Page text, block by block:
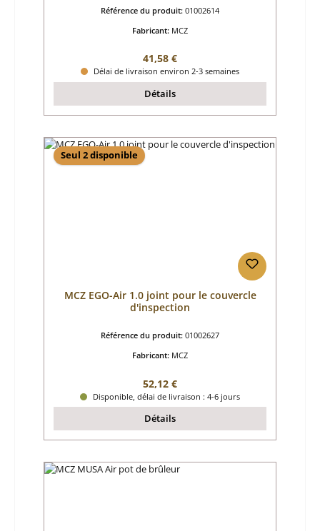
Référence du produit: 01002614
Fabricant: MCZ
Prix régulier :
41,58 €
Délai de livraison environ 2-3 semaines
Détails
Seul 2 disponible
MCZ EGO-Air 1.0 joint pour le couvercle
d'inspection
Référence du produit: 01002627
Fabricant: MCZ
Prix régulier :
52,12 €
Disponible, délai de livraison : 4-6 jours
Détails